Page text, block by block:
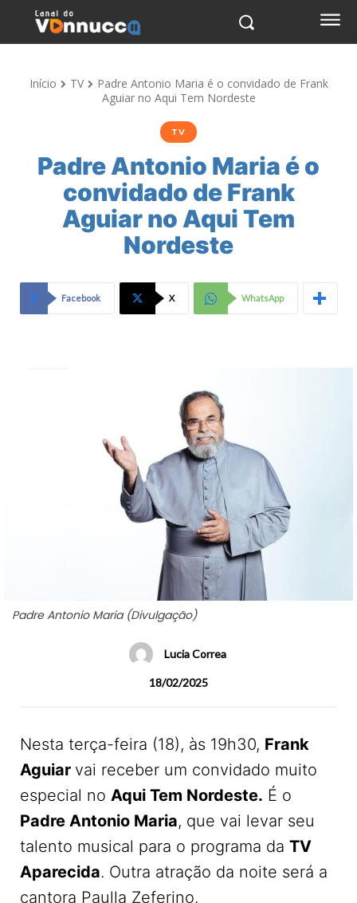
Início TV
Padre Antonio Maria é o convidado de Frank
Aguiar no Aqui Tem Nordeste
TV
Padre Antonio Maria é o
convidado de Frank
Aguiar no Aqui Tem
Nordeste
Facebook X WhatsApp
Padre Antonio Maria (Divulgação)
Lucia Correa
18/02/2025
Nesta terça-feira (18), às 19h30, Frank
Aguiar vai receber um convidado muito
especial no Aqui Tem Nordeste. É o
Padre Antonio Maria, que vai levar seu
talento musical para o programa da TV
Aparecida. Outra atração da noite será a
cantora Paulla Zeferino.